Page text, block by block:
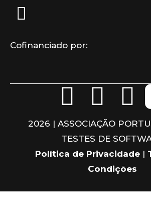
Cofinanciado por:
F
a
c
b
L
i
n
k
e
I
n
s
t
a
2026 | ASSOCIAÇÃO
TESTES DE
Política de Privacidade |
Condições